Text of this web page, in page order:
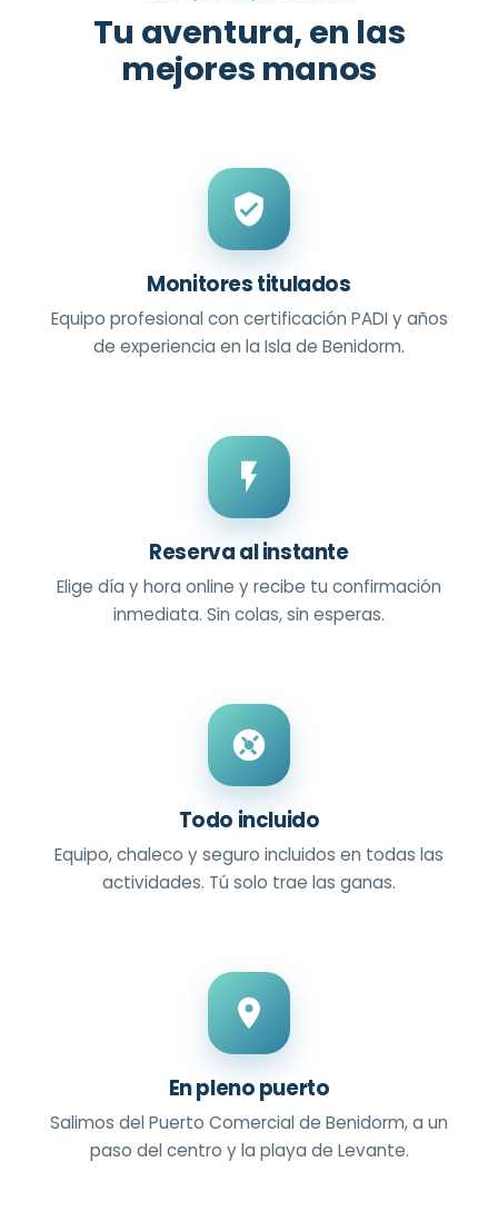
Tu aventura, en las
mejores manos
Monitores titulados
Equipo profesional con certificación PADI y años
de experiencia en la Isla de Benidorm.
Reserva al instante
Elige día y hora online y recibe tu confirmación
inmediata. Sin colas, sin esperas.
Todo incluido
Equipo, chaleco y seguro incluidos en todas las
actividades. Tú solo trae las ganas.
En pleno puerto
Salimos del Puerto Comercial de Benidorm, a un
paso del centro y la playa de Levante.